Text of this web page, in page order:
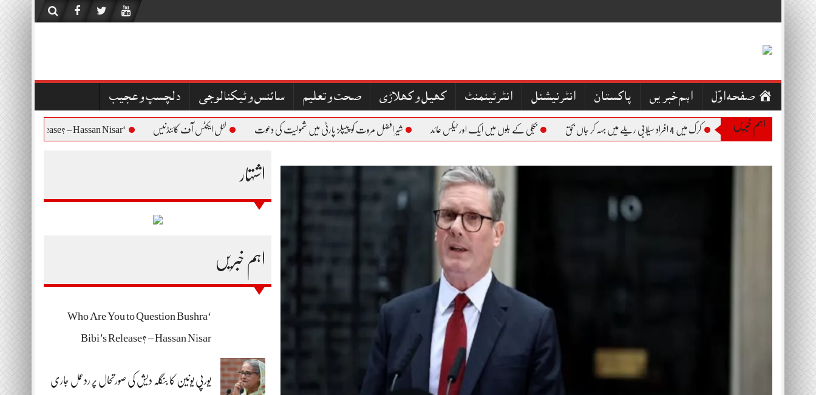
content
صفحہ اوّل اہم خبریں پاکستان انٹرنیشنل کھیل و کھلاڑی صحت و تعلیم سائنس و ٹیکنالوجی دلچسپ و عجیب
اہم خبریں کرک میں 4 افراد سیلابی ریلے میں بہہ کر جاں بحق بجلی کے بلوں میں ایک اور ٹیکس عائد شیر افضل مروت کو پیپلز پارٹی میں شمولیت کی دعوت لٹل ایکٹس آف کائنڈنیس
اشتہار
اہم خبریں
‘Who Are You to Question Bushra
Bibi’s Release? – Hassan Nisar
یورپی یونین کا بنگلہ دیش کی صورتحال پر ردعمل جاری